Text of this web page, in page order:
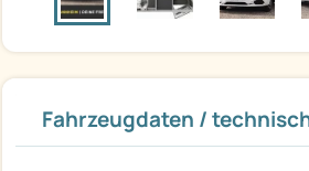
Fahrzeugdaten /